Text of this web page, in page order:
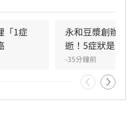
「1症
永和豆漿創辦
逝！5症狀是警
-35分鐘前